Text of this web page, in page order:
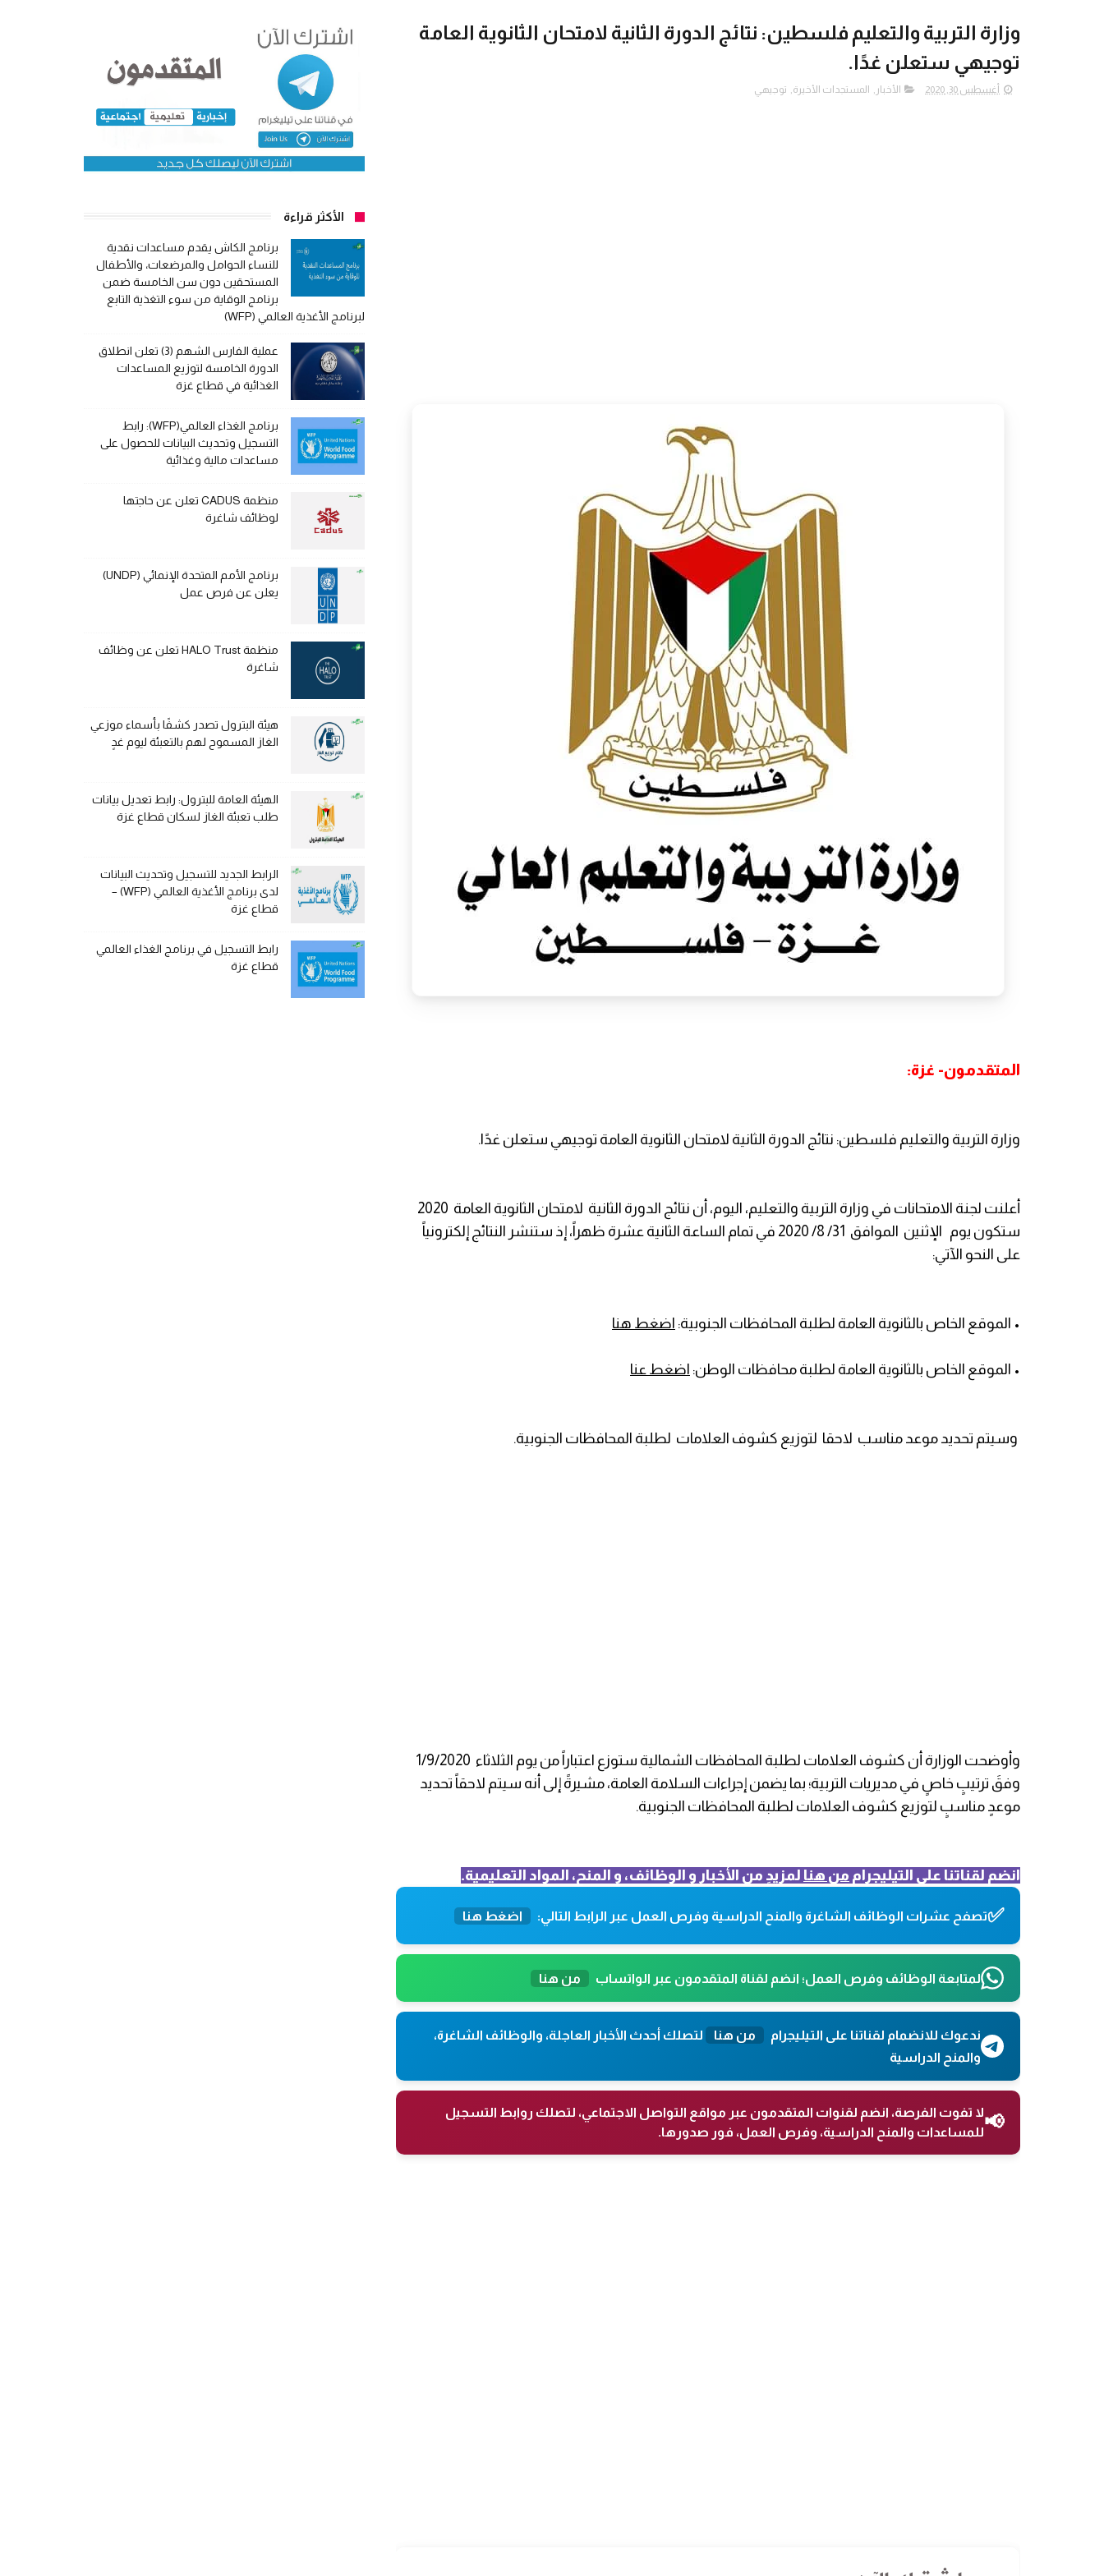
وزارة التربية والتعليم فلسطين: نتائج الدورة الثانية لامتحان الثانوية العامة
توجيهي ستعلن غدًا.
أغسطس 30, 2020 الأخبار , المستجدات الأخيرة, توجيهي
المتقدمون- غزة:
وزارة التربية والتعليم فلسطين: نتائج الدورة الثانية لامتحان الثانوية العامة توجيهي ستعلن غدًا.
أعلنت لجنة الامتحانات في وزارة التربية والتعليم، اليوم، أن نتائج الدورة الثانية لامتحان الثانوية العامة 2020
ستكون يوم الإثنين الموافق 31/ 8/ 2020 في تمام الساعة الثانية عشرة ظهراً، إذ ستنشر النتائج إلكترونياً
على النحو الآتي:
• الموقع الخاص بالثانوية العامة لطلبة المحافظات الجنوبية: اضغط هنا
• الموقع الخاص بالثانوية العامة لطلبة محافظات الوطن: اضغط عنا
وسيتم تحديد موعد مناسب لاحقا لتوزيع كشوف العلامات لطلبة المحافظات الجنوبية.
وأوضحت الوزارة أن كشوف العلامات لطلبة المحافظات الشمالية ستوزع اعتباراً من يوم الثلاثاء 1/9/2020
وفقَ ترتيبٍ خاصٍ في مديريات التربية؛ بما يضمن إجراءات السلامة العامة، مشيرةً إلى أنه سيتم لاحقاً تحديد
موعدٍ مناسبٍ لتوزيع كشوف العلامات لطلبة المحافظات الجنوبية.
انضم لقناتنا على التيليجرام من هنا لمزيدٍ من الأخبار و الوظائف، و المنح، المواد التعليمية.
✅تصفح عشرات الوظائف الشاغرة والمنح الدراسية وفرص العمل عبر الرابط التالي: اضغط هنا
لمتابعة الوظائف وفرص العمل؛ انضم لقناة المتقدمون عبر الواتساب من هنا
ندعوك للانضمام لقناتنا على التيليجرام من هنا
لتصلك أحدث الأخبار العاجلة، والوظائف الشاغرة،
والمنح الدراسية
📢لا تفوت الفرصة، انضم لقنوات المتقدمون عبر مواقع التواصل الاجتماعي، لتصلك روابط التسجيل
للمساعدات والمنح الدراسية، وفرص العمل، فور صدورها.
الأكثر قراءة
برنامج الكاش يقدم مساعدات نقدية
للنساء الحوامل والمرضعات، والأطفال
المستحقين دون سن الخامسة ضمن
برنامج الوقاية من سوء التغذية التابع
لبرنامج الأغذية العالمي (WFP)
عملية الفارس الشهم (3) تعلن انطلاق
الدورة الخامسة لتوزيع المساعدات
الغذائية في قطاع غزة
برنامج الغذاء العالمي(WFP): رابط
التسجيل وتحديث البيانات للحصول على
مساعدات مالية وغذائية
منظمة CADUS تعلن عن حاجتها
لوظائف شاغرة
برنامج الأمم المتحدة الإنمائي (UNDP)
يعلن عن فرص عمل
منظمة HALO Trust تعلن عن وظائف
شاغرة
هيئة البترول تصدر كشفًا بأسماء موزعي
الغاز المسموح لهم بالتعبئة ليوم غدٍ
الهيئة العامة للبترول: رابط تعديل بيانات
طلب تعبئة الغاز لسكان قطاع غزة
الرابط الجديد للتسجيل وتحديث البيانات
لدى برنامج الأغذية العالمي (WFP) –
قطاع غزة
رابط التسجيل في برنامج الغذاء العالمي
قطاع غزة